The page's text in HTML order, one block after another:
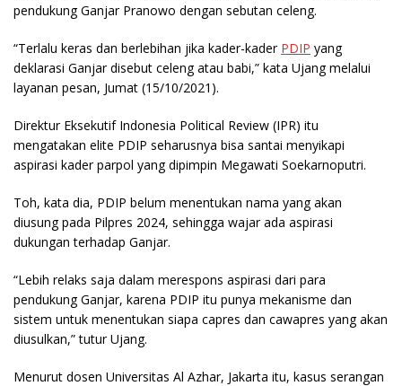
pendukung Ganjar Pranowo dengan sebutan celeng.
“Terlalu keras dan berlebihan jika kader-kader PDIP yang
deklarasi Ganjar disebut celeng atau babi,” kata Ujang melalui
layanan pesan, Jumat (15/10/2021).
Direktur Eksekutif Indonesia Political Review (IPR) itu
mengatakan elite PDIP seharusnya bisa santai menyikapi
aspirasi kader parpol yang dipimpin Megawati Soekarnoputri.
Toh, kata dia, PDIP belum menentukan nama yang akan
diusung pada Pilpres 2024, sehingga wajar ada aspirasi
dukungan terhadap Ganjar.
“Lebih relaks saja dalam merespons aspirasi dari para
pendukung Ganjar, karena PDIP itu punya mekanisme dan
sistem untuk menentukan siapa capres dan cawapres yang akan
diusulkan,” tutur Ujang.
Menurut dosen Universitas Al Azhar, Jakarta itu, kasus serangan